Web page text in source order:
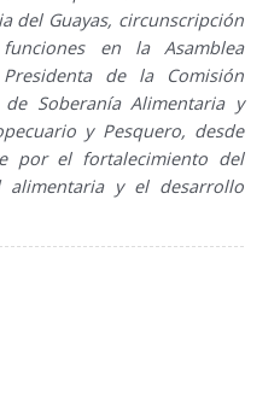
del Guayas, circunscripción
en la Asamblea
de la Comisión
de Soberanía Alimentaria y
y Pesquero, desde
por el fortalecimiento del
y el desarrollo